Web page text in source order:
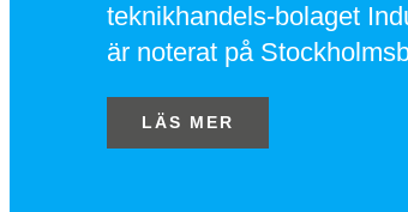
teknikhandels-bolaget
är noterat på
LÄS MER